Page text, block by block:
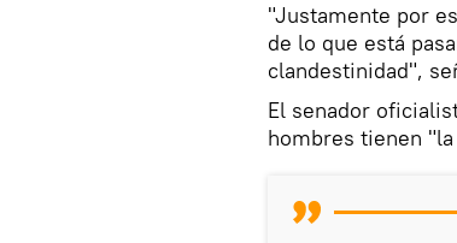
"Justamente por
de lo que está
clandestinidad",
El senador
hombres tienen